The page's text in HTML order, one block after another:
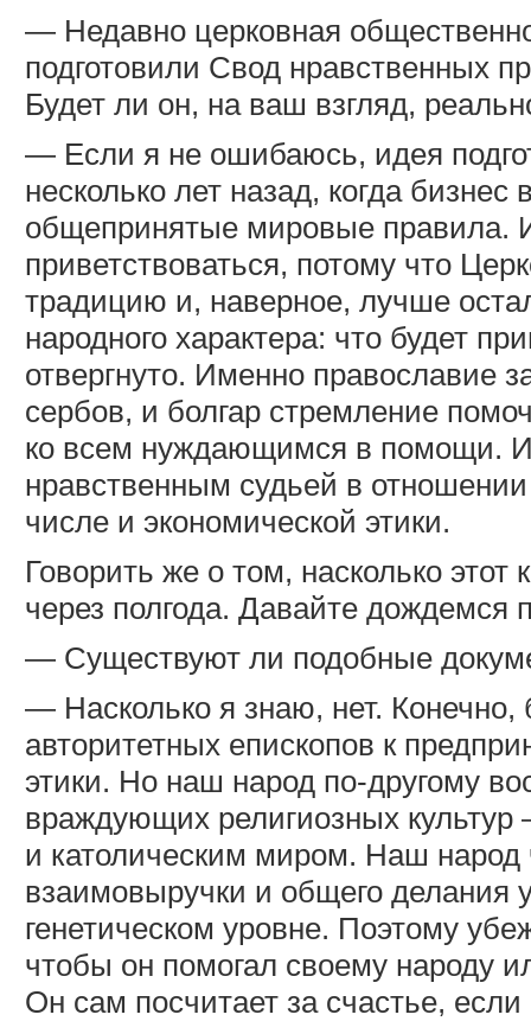
— Недавно церковная
подготовили Свод нравственных
Будет ли он, на ваш взгляд,
— Если я не ошибаюсь, идея
несколько лет назад, когда
общепринятые мировые правила.
приветствоваться, потому что
традицию и, наверное, лучше
народного характера: что будет
отвергнуто. Именно православие
сербов, и болгар стремление
ко всем нуждающимся в помощи. И
нравственным судьей в
числе и экономической этики.
Говорить же о том, насколько
через полгода. Давайте дождемся
— Существуют ли подобные
— Насколько я знаю, нет.
авторитетных епископов к
этики. Но наш народ по-другому
враждующих религиозных
и католическим миром. Наш
взаимовыручки и общего делания
генетическом уровне. Поэтому
чтобы он помогал своему народу
Он сам посчитает за счастье,